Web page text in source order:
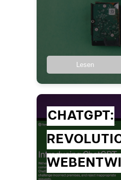
Lesen
CHATGPT: